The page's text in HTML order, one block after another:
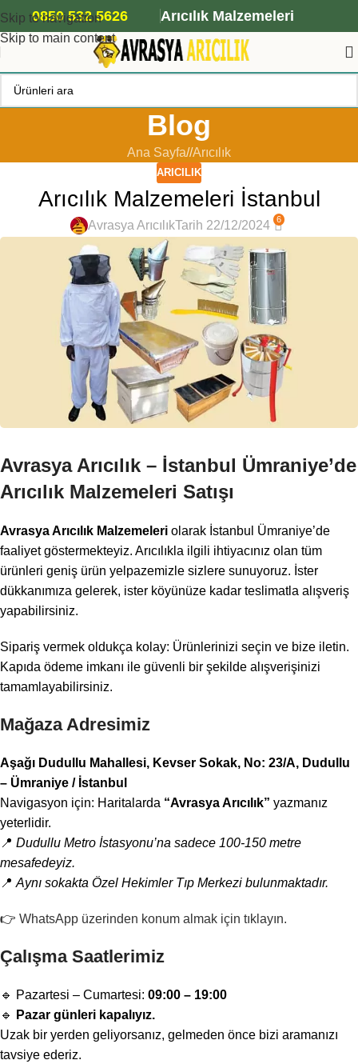
Skip to navigation
Skip to main content
ANA ARI SİPARİŞİ İÇİN TIKLAYIN
0850 532 5626 Arıcılık Malzemeleri
Blog
Ana Sayfa/ Arıcılık
ARICILIK
Arıcılık Malzemeleri İstanbul
Avrasya ArıcılıkTarih 22/12/2024 6
Avrasya Arıcılık – İstanbul Ümraniye’de
Arıcılık Malzemeleri Satışı
Avrasya Arıcılık Malzemeleri olarak İstanbul Ümraniye’de
faaliyet göstermekteyiz. Arıcılıkla ilgili ihtiyacınız olan tüm
ürünleri geniş ürün yelpazemizle sizlere sunuyoruz. İster
dükkanımıza gelerek, ister köyünüze kadar teslimatla alışveriş
yapabilirsiniz.
Sipariş vermek oldukça kolay: Ürünlerinizi seçin ve bize iletin.
Kapıda ödeme imkanı ile güvenli bir şekilde alışverişinizi
tamamlayabilirsiniz.
Mağaza Adresimiz
Aşağı Dudullu Mahallesi, Kevser Sokak, No: 23/A, Dudullu
– Ümraniye / İstanbul
Navigasyon için: Haritalarda “Avrasya Arıcılık” yazmanız
yeterlidir.
📍 Dudullu Metro İstasyonu’na sadece 100-150 metre
mesafedeyiz.
📍 Aynı sokakta Özel Hekimler Tıp Merkezi bulunmaktadır.
👉 WhatsApp üzerinden konum almak için tıklayın.
Çalışma Saatlerimiz
🔹 Pazartesi – Cumartesi: 09:00 – 19:00
🔹
Pazar günleri kapalıyız.
Uzak bir yerden geliyorsanız, gelmeden önce bizi aramanızı
tavsiye ederiz.